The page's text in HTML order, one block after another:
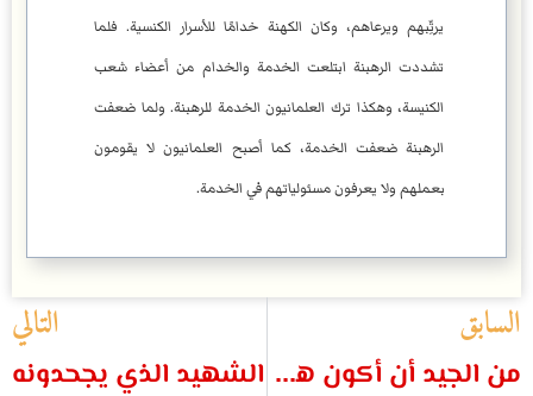
يرتِّبهم ويرعاهم، وكان الكهنة خدامًا للأسرار الكنسية. فلما
تشددت الرهبنة ابتلعت الخدمة والخدام من أعضاء شعب
الكنيسة، وهكذا ترك العلمانيون الخدمة للرهبنة. ولما ضعفت
الرهبنة ضعفت الخدمة، كما أصبح العلمانيون لا يقومون
بعملهم ولا يعرفون مسئولياتهم في الخدمة.
السابق
من الجيد أن أكون ههنا
التالي
الشهيد الذي يجحدونه